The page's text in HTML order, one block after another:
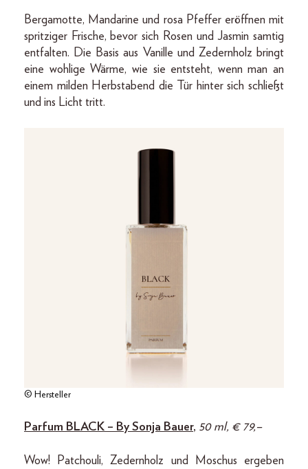
Bergamotte, Mandarine und rosa Pfeffer eröffnen mit
spritziger Frische, bevor sich Rosen und Jasmin samtig
entfalten. Die Basis aus Vanille und Zedernholz bringt
eine wohlige Wärme, wie sie entsteht, wenn man an
einem milden Herbstabend die Tür hinter sich schließt
und ins Licht tritt.
© Hersteller
Parfum BLACK – By Sonja Bauer, 50 ml, € 79,–
Wow! Patchouli, Zedernholz und Moschus ergeben